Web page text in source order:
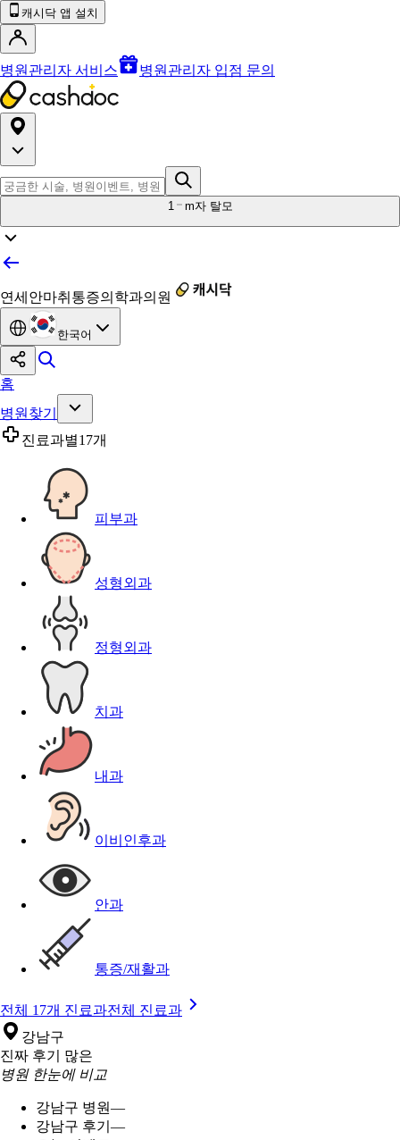
캐시닥 앱 설치
병원관리자 서비스 병원관리자 입점 문의
1 m자 탈모
연세안마취통증의학과의원
한국어
홈
병원찾기
진료과별17개
피부과
성형외과
정형외과
치과
내과
이비인후과
안과
통증/재활과
전체 17개 진료과전체 진료과
강남구
진짜 후기 많은
병원 한눈에 비교
강남구 병원—
강남구 후기 —